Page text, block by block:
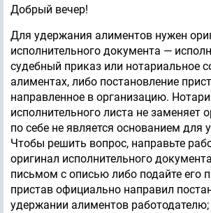
Добрый вечер!
Для удержания алиментов нужен
исполнительного документа —
судебный приказ или нотариальное
алиментах, либо постановление
направленное в организацию.
исполнительного листа не заменяет
по себе не является основанием для
Чтобы решить вопрос, направьте
оригинал исполнительного
письмом с описью либо подайте его
пристав официально направил
удержании алиментов работодателю;